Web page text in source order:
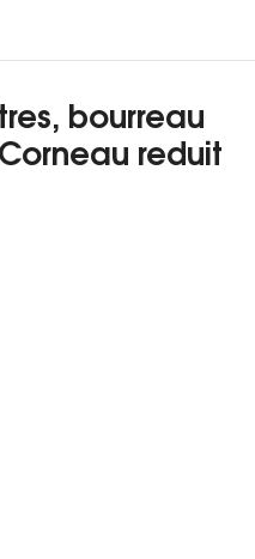
bourreau
reduit